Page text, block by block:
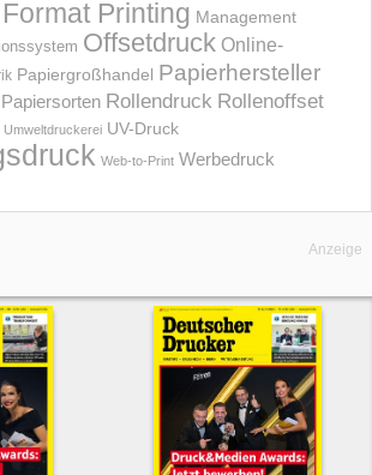
Printing Management
Offsetdruck Online-
Papiergroßhandel Papierhersteller
Papiersorten Rollendruck Rollenoffset
Umweltdruckerei UV-Druck
Web-to-Print Werbedruck
Anzeige